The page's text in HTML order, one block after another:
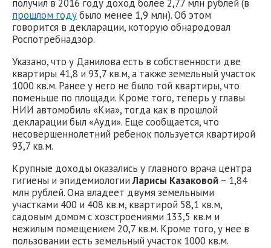
получил в 2016 году доход более 2,77 млн рублей (в
прошлом годубыло менее 1,9 млн). Об этом
говорится в декларации, которую обнародовал
Роспотребнадзор.
Указано, что у Данилова есть в собственности две
квартиры 41,8 и 93,7 кв.м, а также земельный участок
1000 кв.м. Ранее у него не было той квартиры, что
поменьше по площади. Кроме того, теперь у главы
НИИ автомобиль «Киа», тогда как в прошлой
декларации был «Ауди». Еще сообщается, что
несовершеннолетний ребенок пользуется квартирой
93,7 кв.м.
Крупные доходы оказались у главного врача центра
гигиены и эпидемиологииЛарисы Казаковой – 1,84
млн рублей. Она владеет двумя земельными
участками 400 и 408 кв.м, квартирой 58,1 кв.м,
садовым домом с хозстроениями 133,5 кв.м и
нежилым помещением 20,7 кв.м. Кроме того, у нее в
пользовании есть земельный участок 1000 кв.м.